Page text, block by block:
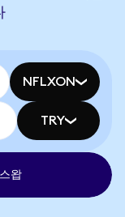
NFLXON
TRY
왑